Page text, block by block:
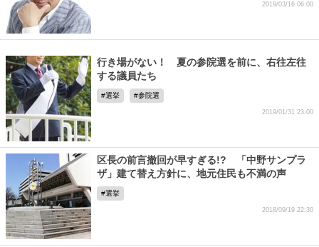
2019/03/16 06:00
行き場がない！ 夏の参院選を前に、右往左往
する議員たち
選挙 参院選
2019/01/31 23:00
区長の前言撤回が早すぎる!? 「中野サンプラ
ザ」建て替え方針に、地元住民も不満の声
選挙
2018/09/19 22:30